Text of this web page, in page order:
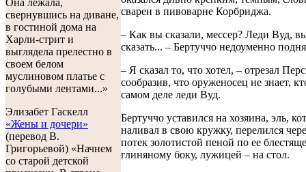
Она лежала,
свернувшись на диване,
в гостиной дома на
Харли-стрит и
выглядела прелестно в
своем белом
муслиновом платье с
голубыми лентами...»
Элизабет Гаскелл
«Жены и дочери»
(перевод В.
Григорьевой) «Начнем
со старой детской
сварен в пивоварне Корбриджа.
– Как вы сказали, мессер? Леди Вуд,
сказать... – Бертуччо недоуменно
– Я сказал то, что хотел, – отрезал
сообразив, что оруженосец не знает,
самом деле леди Вуд.
Бертуччо уставился на хозяина, эль,
наливал в свою кружку, перелился
потек золотистой пеной по ее
глиняному боку, лужицей – на стол.